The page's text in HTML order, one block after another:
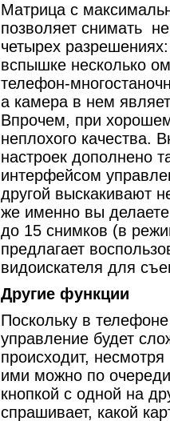
Матрица с
позволяет снимать
четырех
вспышке несколько
телефон-
а камера в нем
Впрочем, при
неплохого качества.
настроек дополнено
интерфейсом
другой выскакивают
же именно вы
до 15 снимков (в
предлагает
видоискателя для
Другие функции
Поскольку в
управление будет
происходит,
ими можно по
кнопкой с одной на
спрашивает, какой